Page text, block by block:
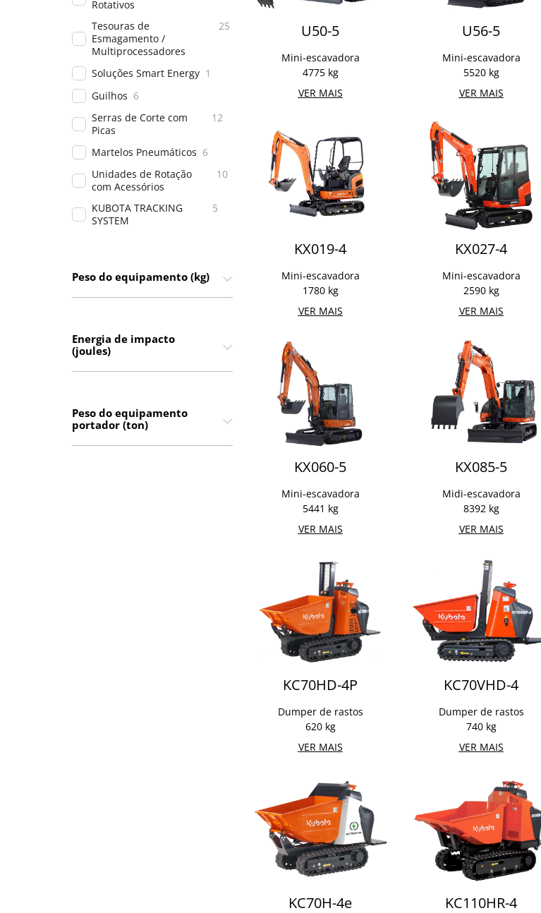
Rotativos
Tesouras de
Esmagamento /
Multiprocessadores
25
Soluções Smart Energy 1
Guilhos 6
Serras de Corte com
Picas
12
Martelos Pneumáticos 6
Unidades de Rotação
com Acessórios
10
KUBOTA TRACKING
SYSTEM
5
Peso do equipamento (kg)
Energia de impacto
(joules)
Peso do equipamento
portador (ton)
U50-5
Mini-escavadora
4775 kg
VER MAIS
U56-5
Mini-escavadora
5520 kg
VER MAIS
KX019-4
Mini-escavadora
1780 kg
VER MAIS
KX027-4
Mini-escavadora
2590 kg
VER MAIS
KX060-5
Mini-escavadora
5441 kg
VER MAIS
KX085-5
Midi-escavadora
8392 kg
VER MAIS
KC70HD-4P
Dumper de rastos
620 kg
VER MAIS
KC70VHD-4
Dumper de rastos
740 kg
VER MAIS
KC70H-4e KC110HR-4